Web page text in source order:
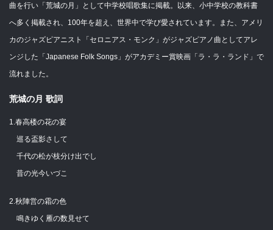
曲を行い「荒城の月」として中学校唱歌集に掲載。以来、小中学校の教科書
へ多く掲載され、100年を超え、世界中で学び愛されています。また、アメリ
カのジャズピアニスト「セロニアス・モンク」がジャズピアノ曲としてアレ
ンジした「Japanese Folk Songs」がアカデミー賞映画「ラ・ラ・ランド」で
流れました。
荒城の月 歌詞
1.春高楼の花の宴
巡る盃影さして
千代の松が枝分け出でし
昔の光今いづこ
2.秋陣営の霜の色
鳴きゆく雁の数見せて